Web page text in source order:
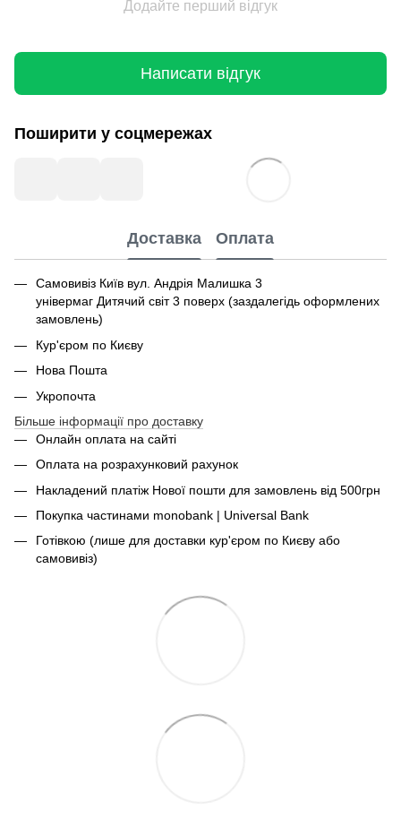
Додайте перший відгук
Написати відгук
Поширити у соцмережах
Доставка Оплата
Самовивіз Київ вул. Андрія Малишка 3
універмаг Дитячий світ 3 поверх (заздалегідь оформлених
замовлень)
Кур'єром по Києву
Нова Пошта
Укропочта
Більше інформації про доставку
Онлайн оплата на сайті
Оплата на розрахунковий рахунок
Накладений платіж Нової пошти для замовлень від 500грн
Покупка частинами monobank | Universal Bank
Готівкою (лише для доставки кур'єром по Києву або
самовивіз)